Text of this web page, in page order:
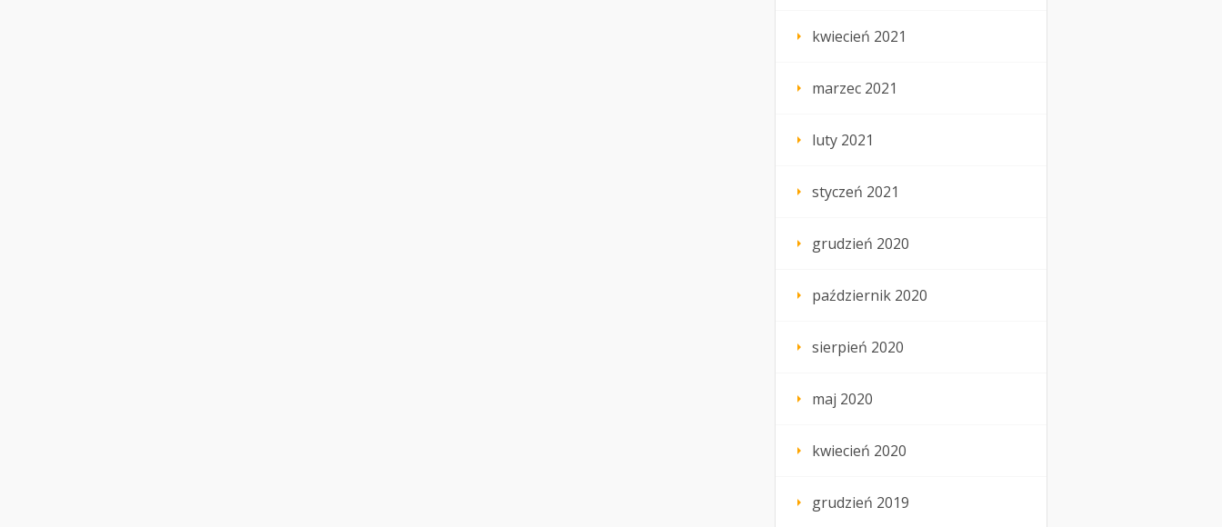
kwiecień 2021
marzec 2021
luty 2021
styczeń 2021
grudzień 2020
październik 2020
sierpień 2020
maj 2020
kwiecień 2020
grudzień 2019